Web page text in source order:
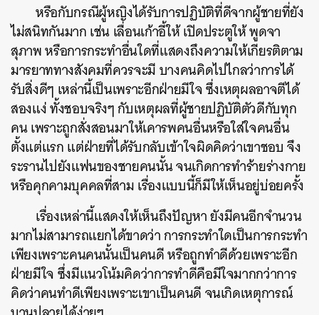
หรือกับกรณีผู้หญิงได้รับการปฏิบัติที่ดีจากผู้ชายที่ยัง
ไม่สนิทกันมาก เช่น เลื่อนเก้าอี้ให้ เปิดประตูให้ พูดจา
สุภาพ หรือการกระทำอื่นใดที่แสดงถึงความให้เกียรติตาม
มารยาททางสังคมที่ควรจะมี บางคนคิดไปไกลว่าการได้
รับสิ่งดีๆ เหล่านี้เป็นเพราะอีกฝ่ายมีใจ ซึ่งเหตุผลอาจตีได้
สองแง่ ทั้งชอบจริงๆ กับเหตุผลที่ผู้ชายปฏิบัติตัวดีกับทุก
คน เพราะถูกสั่งสอนมาให้เคารพคนอื่นหรือใส่ใจคนอื่น
ตั้งแต่แรก แต่ฝ่ายที่ได้รับกลับเข้าใจผิดคิดว่าเขาชอบ จึง
ระรานไปยังแฟนของชายคนนั้น จนเกิดการทำร้ายร่างกาย
หรือคุกคามบุคคลที่สาม เรื่องแบบนี้ก็มีให้เห็นอยู่บ่อยครั้ง
เรื่องเหล่านี้แสดงให้เห็นถึงปัญหา ยังมีคนอีกจำนวน
มากไม่สามารถแยกได้ขาดว่า การกระทำใดเป็นการกระทำ
เพียงเพราะคนคนนั้นเป็นคนดี หรือถูกทำดีด้วยเพราะอีก
ฝ่ายมีใจ ซึ่งมีแนวโน้มคิดว่าการทำดีคือมีใจมากกว่าการ
คิดว่าคนทำดีเพียงเพราะเขาเป็นคนดี จนเกิดเหตุการณ์